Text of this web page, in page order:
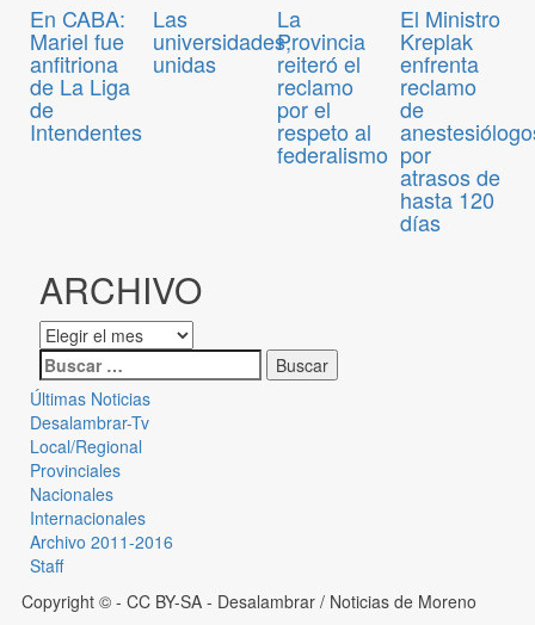
En CABA:
Mariel fue
anfitriona
de La Liga
de
Intendentes
Las
universidades,
unidas
La
Provincia
reiteró el
reclamo
por el
respeto al
federalismo
El Ministro
Kreplak
enfrenta
reclamo
de
por
atrasos de
hasta 120
días
ARCHIVO
Últimas Noticias
Desalambrar-Tv
Local/Regional
Provinciales
Nacionales
Internacionales
Archivo 2011-2016
Staff
Copyright © - CC BY-SA - Desalambrar / Noticias de Moreno